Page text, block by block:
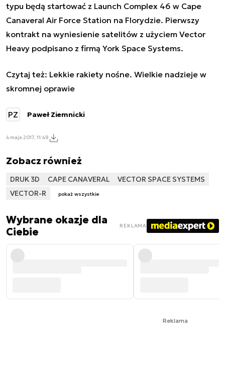
typu będą startować z Launch Complex 46 w Cape
Canaveral Air Force Station na Florydzie. Pierwszy
kontrakt na wyniesienie satelitów z użyciem Vector
Heavy podpisano z firmą York Space Systems.
Czytaj też: Lekkie rakiety nośne. Wielkie nadzieje w
skromnej oprawie
PZ Paweł Ziemnicki
4 maja 2017, 11:49
Zobacz również
DRUK 3D CAPE CANAVERAL
VECTOR SPACE SYSTEMS
VECTOR-R
pokaż wszystkie
Wybrane okazje dla
Ciebie
REKLAMA
Reklama